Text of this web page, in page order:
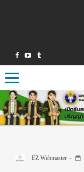
Toggle navigation
EZ Webmaster